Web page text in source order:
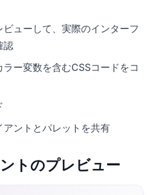
ューして、実際のインターフ
認
ー変数を含むCSSコードをコ
ントとパレットを共有
トのプレビュー